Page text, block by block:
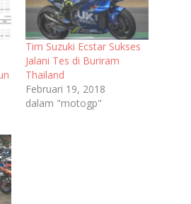
Tim Suzuki Ecstar Sukses
Jalani Tes di Buriram
Thailand
Februari 19, 2018
dalam "motogp"